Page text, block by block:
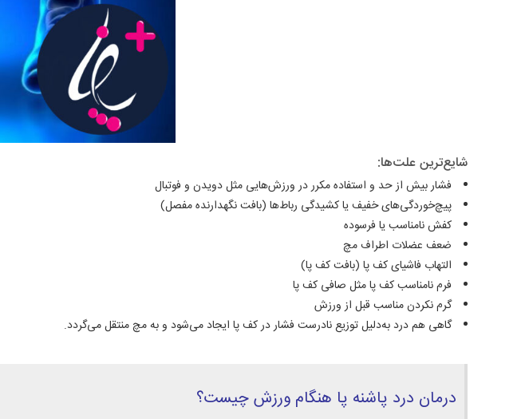
شایع‌ترین علت‌ها:
فشار بیش از حد و استفاده مکرر در ورزش‌هایی مثل دویدن و فوتبال
پیچ‌خوردگی‌های خفیف یا کشیدگی رباط‌ها (بافت نگهدارنده مفصل)
کفش نامناسب یا فرسوده
ضعف عضلات اطراف مچ
التهاب فاشیای کف پا (بافت کف پا)
فرم نامناسب کف پا مثل صافی کف پا
گرم نکردن مناسب قبل از ورزش
گاهی هم درد به‌دلیل توزیع نادرست فشار در کف پا ایجاد می‌شود و به مچ منتقل می‌گردد.
درمان درد پاشنه پا هنگام ورزش چیست؟